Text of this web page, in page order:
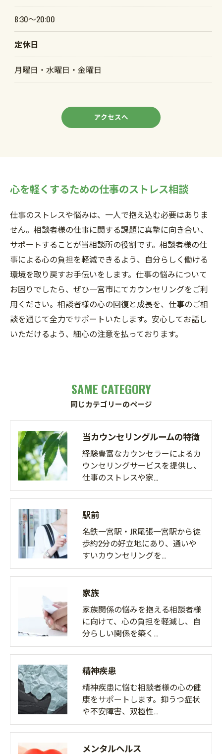
8:30～20:00
定休日
月曜日・水曜日・金曜日
アクセスへ
心を軽くするための仕事のストレス相談
仕事のストレスや悩みは、一人で抱え込む必要はありま
せん。相談者様の仕事に関する課題に真摯に向き合い、
サポートすることが当相談所の役割です。相談者様の仕
事による心の負担を軽減できるよう、自分らしく働ける
環境を取り戻すお手伝いをします。仕事の悩みについて
お困りでしたら、ぜひ一宮市にてカウンセリングをご利
用ください。相談者様の心の回復と成長を、仕事のご相
談を通じて全力でサポートいたします。安心してお話し
いただけるよう、細心の注意を払っております。
同じカテゴリーのページ
SAME CATEGORY
当カウンセリングルームの特徴
経験豊富なカウンセラーによるカ
ウンセリングサービスを提供し、
仕事のストレスや家…
駅前
名鉄一宮駅・JR尾張一宮駅から徒
歩約2分の好立地にあり、通いや
すいカウンセリングを…
家族
家族関係の悩みを抱える相談者様
に向けて、心の負担を軽減し、自
分らしい関係を築く…
精神疾患
精神疾患に悩む相談者様の心の健
康をサポートします。抑うつ症状
や不安障害、双極性…
メンタルヘルス